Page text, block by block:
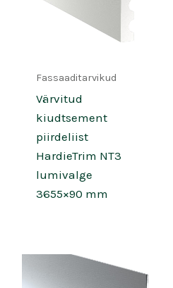
Fassaaditarvikud
Värvitud
kiudtsement
piirdeliist
HardieTrim NT3
lumivalge
3655×90 mm